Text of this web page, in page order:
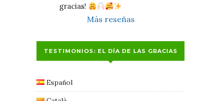
gracias!
Más reseñas
TESTIMONIOS: EL DÍA DE LAS GRACIAS
Español